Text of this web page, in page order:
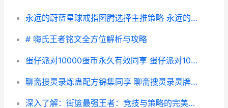
永远的蔚蓝星球戒指图腾选择主推策略 永远的蔚蓝星球兑换码
# 嗨氏王者铭文全方位解析与攻略
蛋仔派对10000蛋币永久有效同享 蛋仔派对10000蛋币
聊斋搜灵录炼蛊配方锦集同享 聊斋搜灵录灵牌在哪挖
深入了解：街篮最强王者：竞技与策略的完美结合